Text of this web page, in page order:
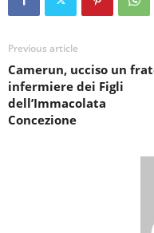
Previous article
Camerun, ucciso un
infermiere dei Figli
dell’Immacolata
Concezione